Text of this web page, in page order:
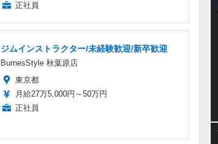
正社員
ジムインストラクター/未経験歓迎/新卒歓迎
BurnesStyle 秋葉原店
東京都
月給27万5,000円～50万円
正社員